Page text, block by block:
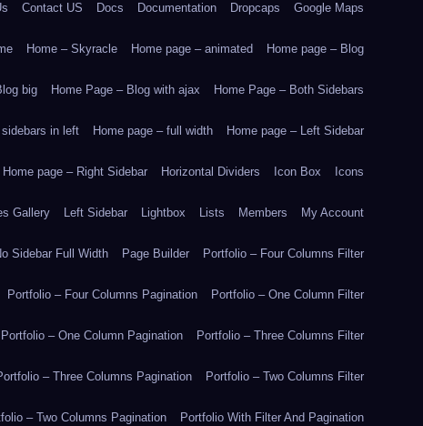
Contact US Docs Documentation Dropcaps Google Maps
Home – Skyracle Home page – animated Home page – Blog
big Home Page – Blog with ajax Home Page – Both Sidebars
in left Home page – full width Home page – Left Sidebar
Home page – Right Sidebar Horizontal Dividers Icon Box Icons
Gallery Left Sidebar Lightbox Lists Members My Account
Sidebar Full Width Page Builder Portfolio – Four Columns Filter
Portfolio – Four Columns Pagination Portfolio – One Column Filter
Portfolio – One Column Pagination Portfolio – Three Columns Filter
– Three Columns Pagination Portfolio – Two Columns Filter
– Two Columns Pagination Portfolio With Filter And Pagination